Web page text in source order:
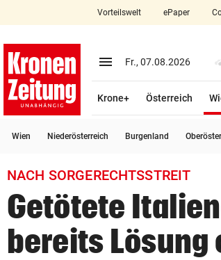
account_circle Anmelden
bookmark
search
Suchbegriff
eingeben
Vorteilswelt ePaper
menu Menü aufklappen
Fr., 07.08.2026
Krone+ Österreich
Wien Niederösterreich Burgenland
NACH SORGERECHTSSTREIT
Getötete
bereits Lösung